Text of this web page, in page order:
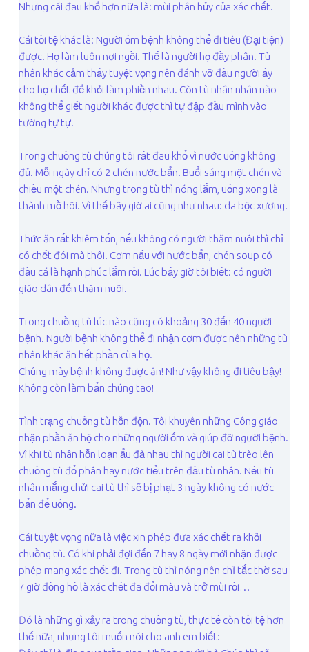
Nhưng cái đau khổ hơn nữa là: mùi phân hủy của xác chết.
Cái tồi tệ khác là: Người ốm bệnh không thể đi tiêu (Đại tiện)
được. Họ làm luôn nơi ngồi. Thế là người họ đầy phân. Tù
nhân khác cảm thấy tuyệt vọng nên đánh vỡ đầu người ấy
cho họ chết để khỏi làm phiền nhau. Còn tù nhân nhân nào
không thể giết người khác được thì tự đập đầu mình vào
tường tự tự.
Trong chuồng tù chúng tôi rất đau khổ vì nước uống không
đủ. Mỗi ngày chỉ có 2 chén nước bẩn. Buổi sáng một chén và
chiều một chén. Nhưng trong tù thì nóng lắm, uống xong là
thành mồ hôi. Vì thế bây giờ ai cũng như nhau: da bộc xương.
Thức ăn rất khiêm tốn, nếu không có người thăm nuôi thì chỉ
có chết đói mà thôi. Cơm nấu với nước bẩn, chén soup có
đầu cá là hạnh phúc lắm rồi. Lúc bấy giờ tôi biết: có người
giáo dân đến thăm nuôi.
Trong chuồng tù lúc nào cũng có khoảng 30 đến 40 người
bệnh. Người bệnh không thể đi nhận cơm được nên những tù
nhân khác ăn hết phần cùa họ.
Chúng mày bệnh không được ăn! Như vậy không đi tiêu bậy!
Không còn làm bẩn chúng tao!
Tình trạng chuồng tù hỗn độn. Tôi khuyên những Công giáo
nhận phần ăn hộ cho những người ốm và giúp đỡ người bệnh.
Vì khi tù nhân hỗn loạn ẩu đả nhau thì người cai tù trèo lên
chuồng tù đổ phân hay nước tiểu trên đầu tù nhân. Nếu tù
nhân mắng chửi cai tù thì sẽ bị phạt 3 ngày không có nước
bẩn để uống.
Cái tuyệt vọng nữa là việc xin phép đưa xác chết ra khỏi
chuồng tù. Có khi phải đợi đến 7 hay 8 ngày mới nhận được
phép mang xác chết đi. Trong tù thì nóng nên chỉ tắc thờ sau
7 giờ đồng hồ là xác chết đã đổi màu và trở mùi rồi…
Đó là những gì xảy ra trong chuồng tù, thực tế còn tồi tệ hơn
thế nữa, nhưng tôi muốn nói cho anh em biết: